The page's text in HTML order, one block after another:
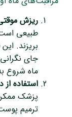
ریزش
طبیعی
بریزند.
ماه شروع
استفاده
پزشک
ترمیم